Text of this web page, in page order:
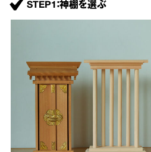
STEP1：神棚を選ぶ